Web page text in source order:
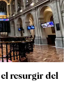
resurgir del